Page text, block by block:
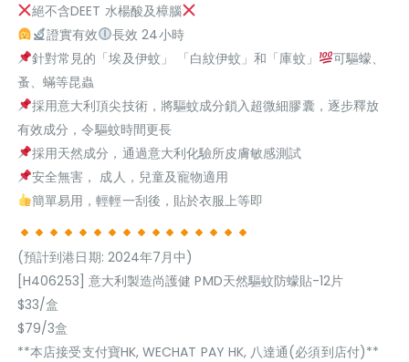
絕不含DEET 水楊酸及樟腦
證實有效
長效 24小時
針對常見的「埃及伊蚊」 「白紋伊蚊」和「庫蚊」
可驅蠓、
蚤、蟎等昆蟲
採用意大利頂尖技術，將驅蚊成分鎖入超微細膠囊，逐步釋放
有效成分，令驅蚊時間更長
採用天然成分，通過意大利化驗所皮膚敏感測試
安全無害， 成人，兒童及寵物適用
簡單易用，輕輕一刮後，貼於衣服上等即
(預計到港日期: 2024年7月中)
[H406253] 意大利製造尚護健 PMD天然驅蚊防蠓貼-12片
$33/盒
$79/3盒
**本店接受支付寶HK, WECHAT PAY HK, 八達通(必須到店付)**